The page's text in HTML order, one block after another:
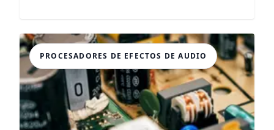
PROCESADORES DE EFECTOS DE AUDIO